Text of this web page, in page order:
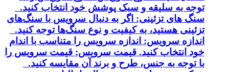
توجه به سلیقه و سبک پوشش خود انتخاب کنید.
سنگ های تزئینی: اگر به دنبال سرویس با سنگ‌های
تزئینی هستید، به کیفیت و نوع سنگ‌ها توجه کنید.
اندازه سرویس: اندازه سرویس را متناسب با اندام
خود انتخاب کنید. قیمت سرویس: قیمت سرویس را
با توجه به جنس، طرح و برند آن مقایسه کنید.